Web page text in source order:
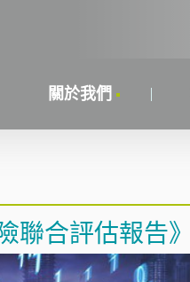
關於我們
聯合評估報告》